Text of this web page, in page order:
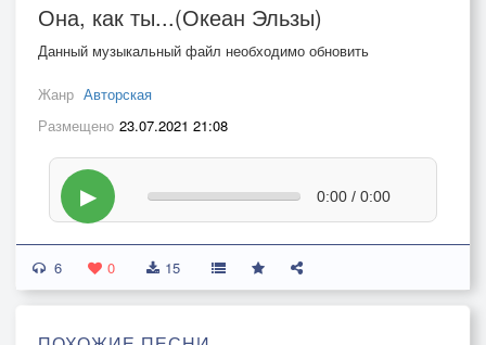
Она, как ты...(Океан Эльзы)
Данный музыкальный файл необходимо обновить
Жанр Авторская
Размещено 23.07.2021 21:08
▶ 0:00 / 0:00
6 0 15